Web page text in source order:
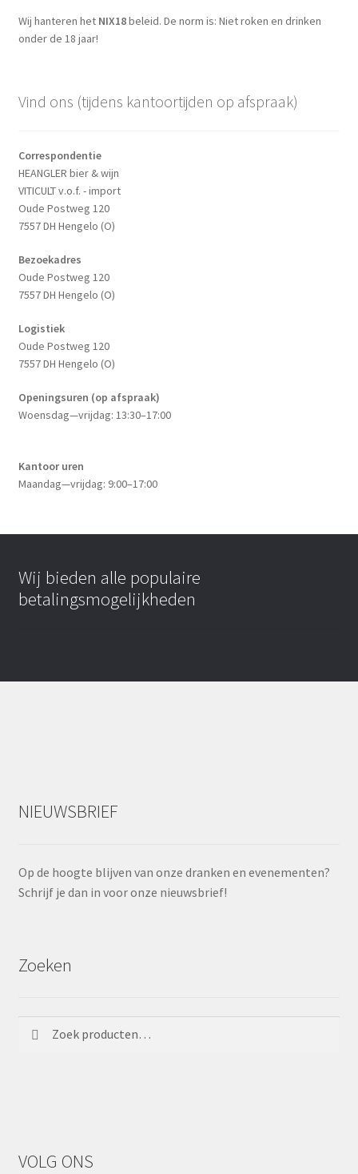
Wij hanteren het NIX18beleid. De norm is: Niet roken en drinken
onder de 18 jaar!
Vind ons (tijdens kantoortijden op afspraak)
Correspondentie
HEANGLER bier & wijn
VITICULT v.o.f. - import
Oude Postweg 120
7557 DH Hengelo (O)
Bezoekadres
Oude Postweg 120
7557 DH Hengelo (O)
Logistiek
Oude Postweg 120
7557 DH Hengelo (O)
Openingsuren (op afspraak)
Woensdag—vrijdag: 13:30–17:00
Kantoor uren
Maandag—vrijdag: 9:00–17:00
Wij bieden alle populaire
betalingsmogelijkheden
NIEUWSBRIEF
Op de hoogte blijven van onze dranken en evenementen?
Schrijf je dan in voor onze nieuwsbrief!
Zoeken
naar:
VOLG ONS